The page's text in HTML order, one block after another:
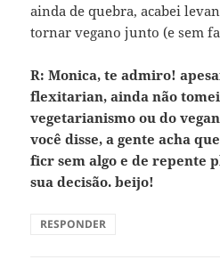
ainda de quebra, acabei
tornar vegano junto (e sem
R: Monica, te admiro!
flexitarian, ainda não tomei
vegetarianismo ou do
você disse, a gente acha
ficr sem algo e de repente
sua decisão. beijo!
RESPONDER